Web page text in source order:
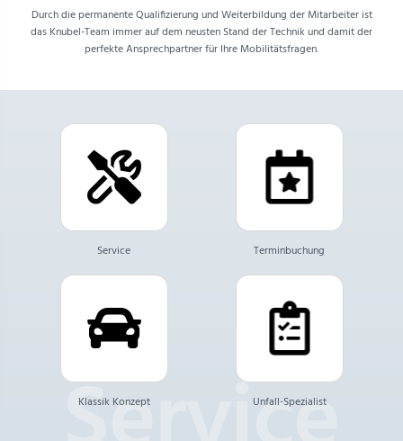
Durch die permanente Qualifizierung und Weiterbildung der Mitarbeiter ist
das Knubel-Team immer auf dem neusten Stand der Technik und damit der
perfekte Ansprechpartner für Ihre Mobilitätsfragen.
Service Terminbuchung
Klassik Konzept Unfall-Spezialist